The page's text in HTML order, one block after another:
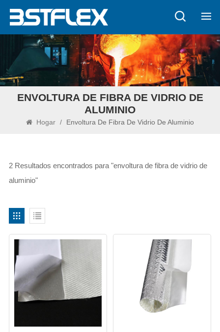
ENVOLTURA DE FIBRA DE VIDRIO DE
ALUMINIO
Hogar / Envoltura De Fibra De Vidrio De Aluminio
2 Resultados encontrados para "envoltura de fibra de vidrio de
aluminio"